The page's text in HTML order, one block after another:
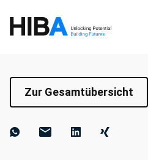
Zur Gesamtübersicht